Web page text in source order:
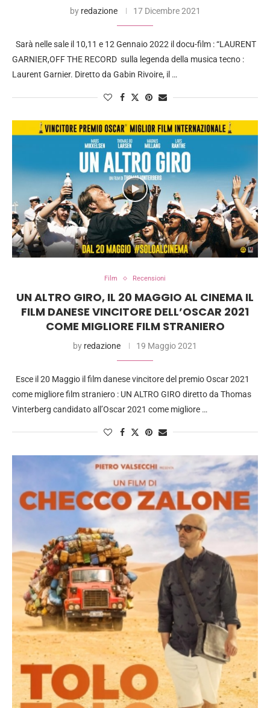
by redazione 17 Dicembre 2021
Sarà nelle sale il 10,11 e 12 Gennaio 2022 il docu-film : “LAURENT
GARNIER,OFF THE RECORD sulla legenda della musica tecno :
Laurent Garnier. Diretto da Gabin Rivoire, il …
Film Recensioni
UN ALTRO GIRO, IL 20 MAGGIO AL CINEMA IL
FILM DANESE VINCITORE DELL’OSCAR 2021
COME MIGLIORE FILM STRANIERO
by redazione 19 Maggio 2021
Esce il 20 Maggio il film danese vincitore del premio Oscar 2021
come migliore film straniero : UN ALTRO GIRO diretto da Thomas
Vinterberg candidato all’Oscar 2021 come migliore …